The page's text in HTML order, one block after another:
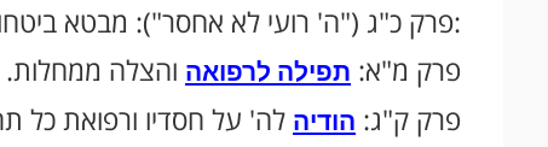
:פרק כ"ג ("ה' רועי לא אחסר"): מבטא
פרק מ"א: תפילה לרפואה והצלה ממחלות.
פרק ק"ג: הודיה לה' על חסדיו ורפואת כל